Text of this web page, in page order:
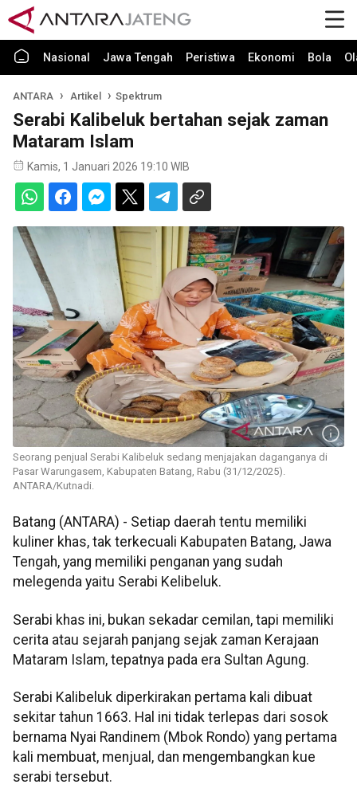
Nasional Jawa Tengah Peristiwa Ekonomi Bola
ANTARA Artikel Spektrum
Serabi Kalibeluk bertahan sejak zaman
Mataram Islam
Kamis, 1 Januari 2026 19:10 WIB
Seorang penjual Serabi Kalibeluk sedang menjajakan daganganya di
Pasar Warungasem, Kabupaten Batang, Rabu (31/12/2025).
ANTARA/Kutnadi.
Batang (ANTARA) - Setiap daerah tentu memiliki
kuliner khas, tak terkecuali Kabupaten Batang, Jawa
Tengah, yang memiliki penganan yang sudah
melegenda yaitu Serabi Kelibeluk.
Serabi khas ini, bukan sekadar cemilan, tapi memiliki
cerita atau sejarah panjang sejak zaman Kerajaan
Mataram Islam, tepatnya pada era Sultan Agung.
Serabi Kalibeluk diperkirakan pertama kali dibuat
sekitar tahun 1663. Hal ini tidak terlepas dari sosok
bernama Nyai Randinem (Mbok Rondo) yang pertama
kali membuat, menjual, dan mengembangkan kue
serabi tersebut.